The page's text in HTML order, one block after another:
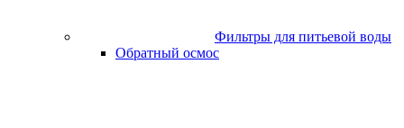
Фильтры для питьевой воды
Обратный осмос